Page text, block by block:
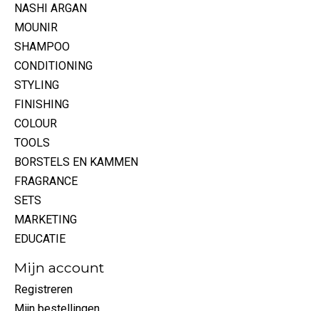
NASHI ARGAN
MOUNIR
SHAMPOO
CONDITIONING
STYLING
FINISHING
COLOUR
TOOLS
BORSTELS EN KAMMEN
FRAGRANCE
SETS
MARKETING
EDUCATIE
Mijn account
Registreren